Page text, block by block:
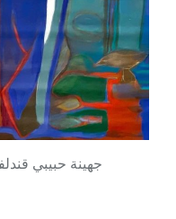
جهينة حبيبي